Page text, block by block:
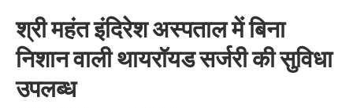
श्री महंत इंदिरेश अस्पताल में बिना
निशान वाली थायरॉयड सर्जरी की सुविधा
उपलब्ध